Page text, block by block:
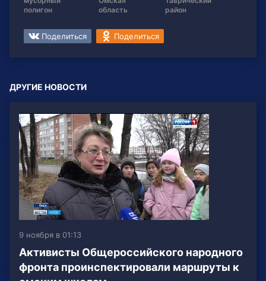
полигон
область
район
Поделиться Поделиться
ДРУГИЕ НОВОСТИ
9 ноября в 01:13
Активисты Общероссийского народного
фронта проинспектировали маршруты к